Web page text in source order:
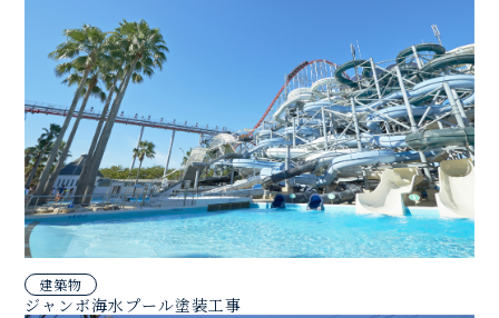
建築物
ジャンボ海水プール塗装工事